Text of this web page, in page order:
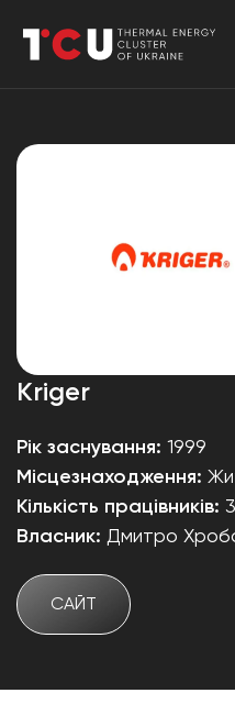
Kriger
Рік заснування: 1999
Місцезнаходження:
Кількість працівників:
Власник: Дмитро
САЙТ